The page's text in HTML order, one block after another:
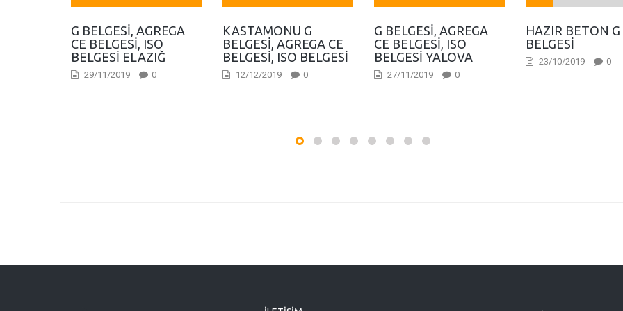
G BELGESI, AGREGA
CE BELGESI, ISO
BELGESI ELAZIĞ
29/11/2019 0
KASTAMONU G
BELGESI, AGREGA CE
BELGESI, ISO BELGESI
12/12/2019 0
G BELGESI, AGREGA
CE BELGESI, ISO
BELGESI YALOVA
27/11/2019 0
HAZIR BETON G
BELGESI
23/10/2019 0